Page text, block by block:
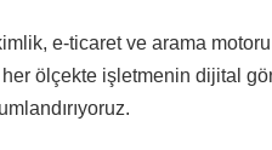
e-ticaret ve arama
ölçekte işletmenin dijital